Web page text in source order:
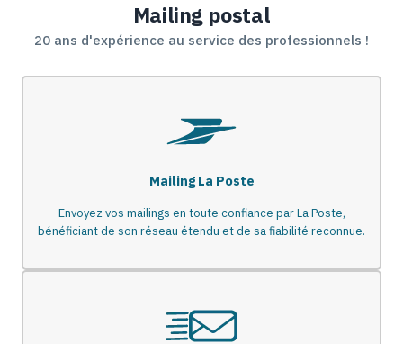
Mailing postal
20 ans d'expérience au service des professionnels !
Mailing La Poste
Envoyez vos mailings en toute confiance par La Poste,
bénéficiant de son réseau étendu et de sa fiabilité reconnue.